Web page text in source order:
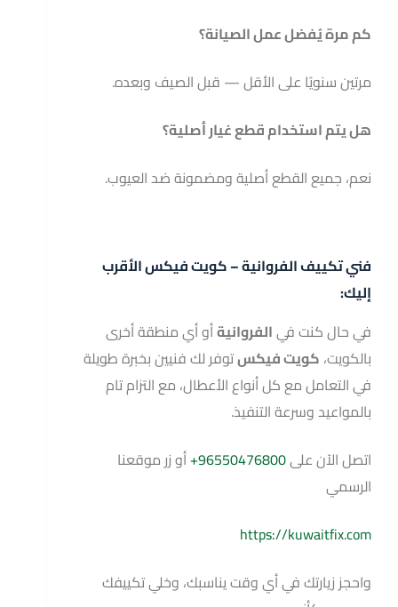
كم مرة يُفضل عمل الصيانة؟
مرتين سنويًا على الأقل — قبل الصيف وبعده.
هل يتم استخدام قطع غيار أصلية؟
نعم، جميع القطع أصلية ومضمونة ضد العيوب.
فني تكييف الفروانية – كويت فيكس الأقرب
إليك:
في حال كنت فيالفروانيةأو أي منطقة أخرى
بالكويت، كويت فيكستوفر لك فنيين بخبرة طويلة
في التعامل مع كل أنواع الأعطال، مع التزام تام
بالمواعيد وسرعة التنفيذ.
اتصل الآن على96550476800+ أو زر موقعنا
الرسمي
https://kuwaitfix.com
واحجز زيارتك في أي وقت يناسبك، وخلي تكييفك